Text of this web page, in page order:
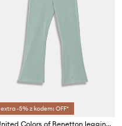
extra -5% z kodem: OFF*
United Colors of Benetton legginsy dziecięce bawełniane z elastanem